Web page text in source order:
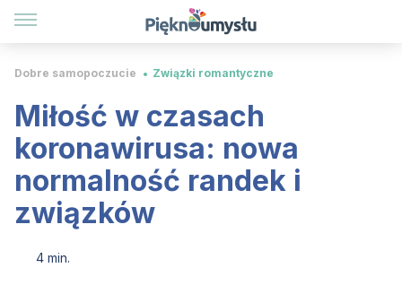
Dobre samopoczucie Związki romantyczne
Miłość w czasach
koronawirusa: nowa
normalność randek i
związków
4 min.